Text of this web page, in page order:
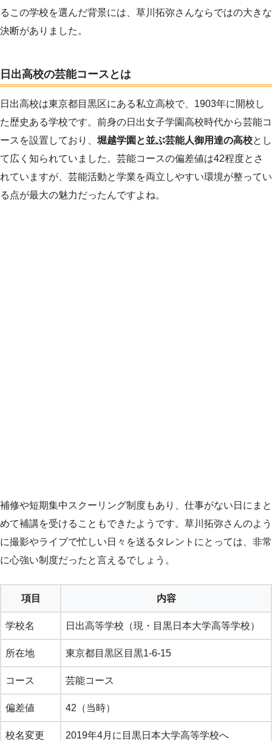
るこの学校を選んだ背景には、草川拓弥さんならではの大きな
決断がありました。
日出高校の芸能コースとは
日出高校は東京都目黒区にある私立高校で、1903年に開校し
た歴史ある学校です。前身の日出女子学園高校時代から芸能コ
ースを設置しており、 堀越学園と並ぶ芸能人御用達の高校とし
て広く知られていました。芸能コースの偏差値は42程度とさ
れていますが、芸能活動と学業を両立しやすい環境が整ってい
る点が最大の魅力だったんですよね。
補修や短期集中スクーリング制度もあり、仕事がない日にまと
めて補講を受けることもできたようです。草川拓弥さんのよう
に撮影やライブで忙しい日々を送るタレントにとっては、非常
に心強い制度だったと言えるでしょう。
項目 内容
学校名 日出高等学校（現・目黒日本大学高等学校）
所在地 東京都目黒区目黒1-6-15
コース 芸能コース
偏差値 42（当時）
校名変更 2019年4月に目黒日本大学高等学校へ